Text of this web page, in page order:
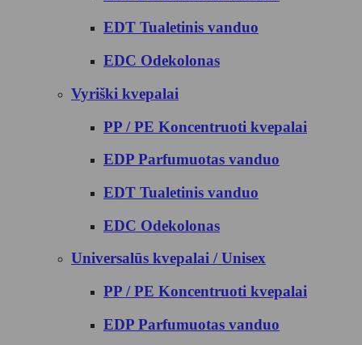
EDT Tualetinis vanduo
EDC Odekolonas
Vyriški kvepalai
PP / PE Koncentruoti kvepalai
EDP Parfumuotas vanduo
EDT Tualetinis vanduo
EDC Odekolonas
Universalūs kvepalai / Unisex
PP / PE Koncentruoti kvepalai
EDP Parfumuotas vanduo